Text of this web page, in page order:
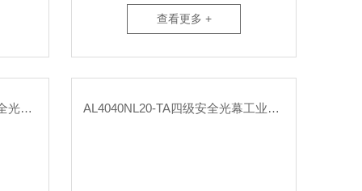
查看更多 +
AL4040NL04-TA紧凑型四级安全光幕小型设备红外防护传感器 AL4040NL20-TA四级安全光幕工业冲床防护 光电保护传感器